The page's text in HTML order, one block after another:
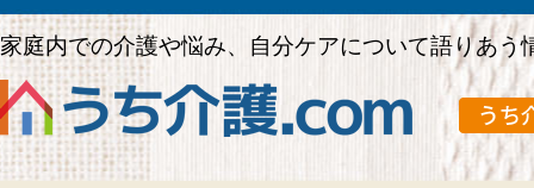
家庭内での介護や悩み、自分ケアについて語りあう